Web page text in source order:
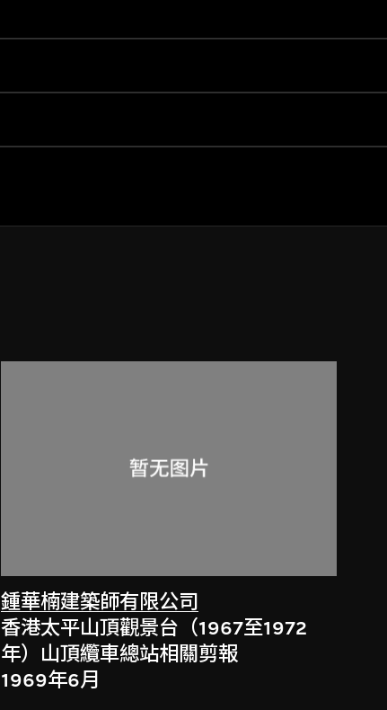
鍾華楠建築師有限公司
香港太平山頂觀景台（1967至1972
年）山頂纜車總站相關剪報
1969年6月